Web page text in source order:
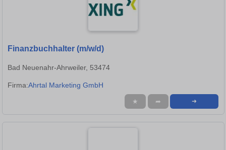
Finanzbuchhalter (m/w/d)
Bad Neuenahr-Ahrweiler, 53474
Firma:Ahrtal Marketing GmbH
★ ➦ ➜